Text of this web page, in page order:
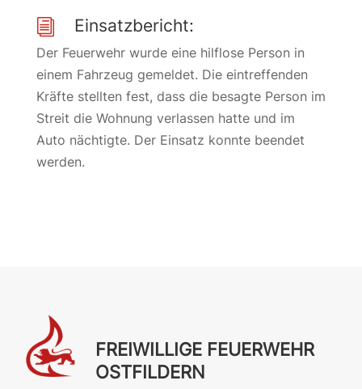
i Einsatzbericht:
Der Feuerwehr wurde eine hilflose Person in
einem Fahrzeug gemeldet. Die eintreffenden
Kräfte stellten fest, dass die besagte Person im
Streit die Wohnung verlassen hatte und im
Auto nächtigte. Der Einsatz konnte beendet
werden.
FREIWILLIGE FEUERWEHR
OSTFILDERN